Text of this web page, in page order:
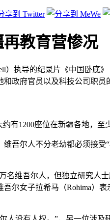
教育营惨况
）执导的纪录片《中国卧底
政府官员以及科技公司职员
有1200座位在新疆各地，
吾尔人不分老幼都必须接
名维吾尔人，但独立研究
尔女子拉希马（Rohima）